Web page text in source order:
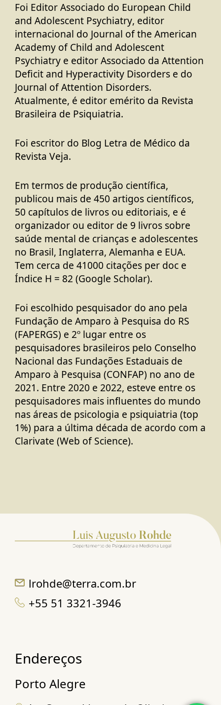
Foi Editor Associado do European Child
and Adolescent Psychiatry, editor
internacional do Journal of the American
Academy of Child and Adolescent
Psychiatry e editor Associado da Attention
Deficit and Hyperactivity Disorders e do
Journal of Attention Disorders.
Atualmente, é editor emérito da Revista
Brasileira de Psiquiatria.
Foi escritor do Blog Letra de Médico da
Revista Veja.
Em termos de produção científica,
publicou mais de 450 artigos científicos,
50 capítulos de livros ou editoriais, e é
organizador ou editor de 9 livros sobre
saúde mental de crianças e adolescentes
no Brasil, Inglaterra, Alemanha e EUA.
Tem cerca de 41000 citações per doc e
Índice H = 82 (Google Scholar).
Foi escolhido pesquisador do ano pela
Fundação de Amparo à Pesquisa do RS
(FAPERGS) e 2º lugar entre os
pesquisadores brasileiros pelo Conselho
Nacional das Fundações Estaduais de
Amparo à Pesquisa (CONFAP) no ano de
2021. Entre 2020 e 2022, esteve entre os
pesquisadores mais influentes do mundo
nas áreas de psicologia e psiquiatria (top
1%) para a última década de acordo com a
Clarivate (Web of Science).
lrohde@terra.com.br
+55 51 3321-3946
Endereços
Porto Alegre